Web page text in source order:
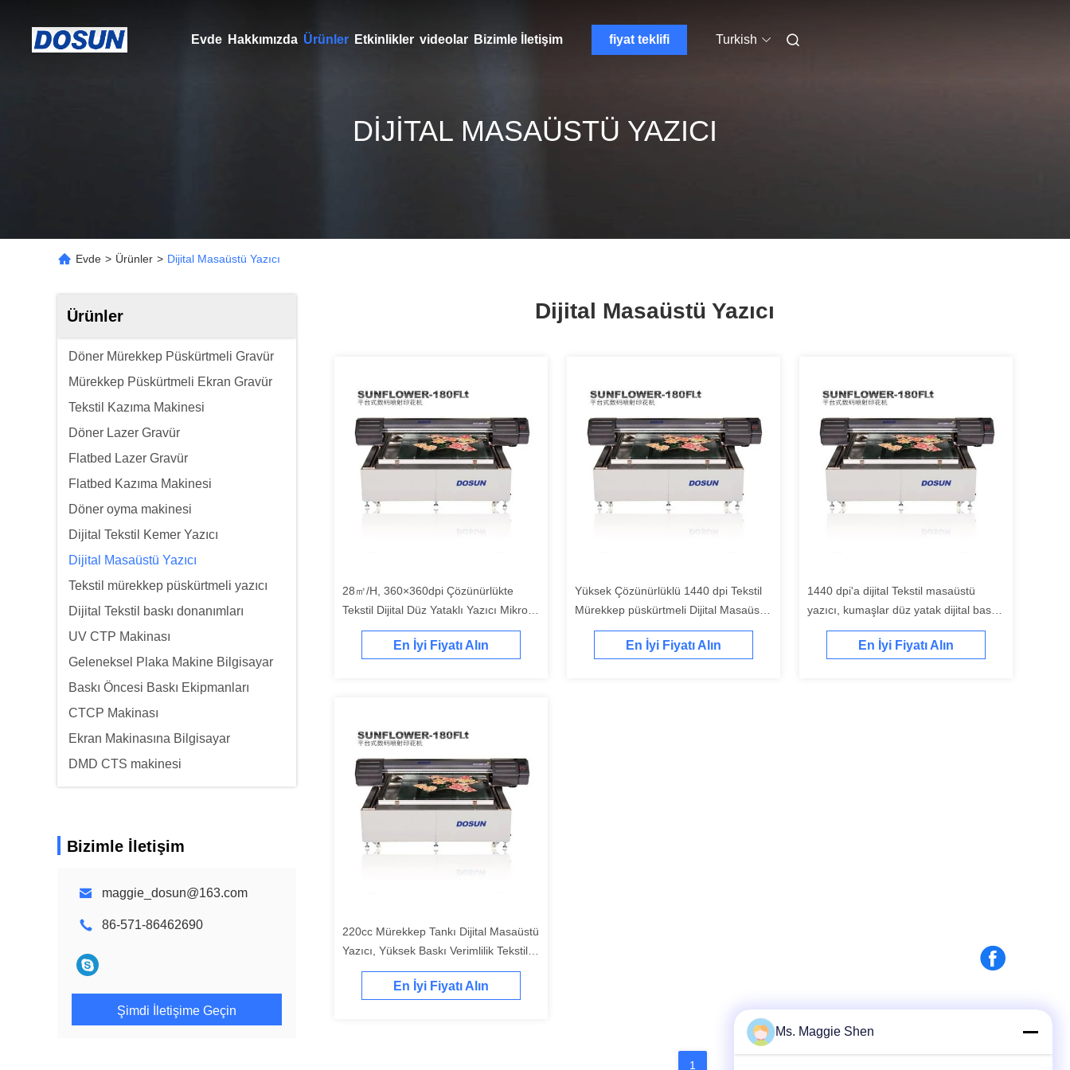
Evde Hakkımızda Ürünler Etkinlikler videolar Bizimle İletişim fiyat teklifi Turkish
DIJITAL MASAÜSTÜ YAZICI
Evde > Ürünler > Dijital Masaüstü Yazıcı
Ürünler
Döner Mürekkep Püskürtmeli Gravür
Mürekkep Püskürtmeli Ekran Gravür
Tekstil Kazıma Makinesi
Döner Lazer Gravür
Flatbed Lazer Gravür
Flatbed Kazıma Makinesi
Döner oyma makinesi
Dijital Tekstil Kemer Yazıcı
Dijital Masaüstü Yazıcı
Tekstil mürekkep püskürtmeli yazıcı
Dijital Tekstil baskı donanımları
UV CTP Makinası
Geleneksel Plaka Makine Bilgisayar
Baskı Öncesi Baskı Ekipmanları
CTCP Makinası
Ekran Makinasına Bilgisayar
DMD CTS makinesi
Bizimle İletişim
maggie_dosun@163.com
86-571-86462690
Şimdi İletişime Geçin
Dijital Masaüstü Yazıcı
28㎡/H, 360×360dpi Çözünürlükte
Tekstil Dijital Düz Yataklı Yazıcı Mikro
Piezo-Elektrikli Mürekkep Püskürtmeli
En İyi Fiyatı Alın
Yüksek Çözünürlüklü 1440 dpi Tekstil
Mürekkep püskürtmeli Dijital Masaüstü
Yazıcı, 1800mm x 1500mm
En İyi Fiyatı Alın
1440 dpi'a dijital Tekstil masaüstü
yazıcı, kumaşlar düz yatak dijital baskı
makinesi 1100 mm x 1400 mm
En İyi Fiyatı Alın
220cc Mürekkep Tankı Dijital Masaüstü
Yazıcı, Yüksek Baskı Verimlilik Tekstil
Çok Fonksiyonlu Mürekkep
Püskürtmeli Ekran Oymacı
En İyi Fiyatı Alın
1
Ms. Maggie Shen